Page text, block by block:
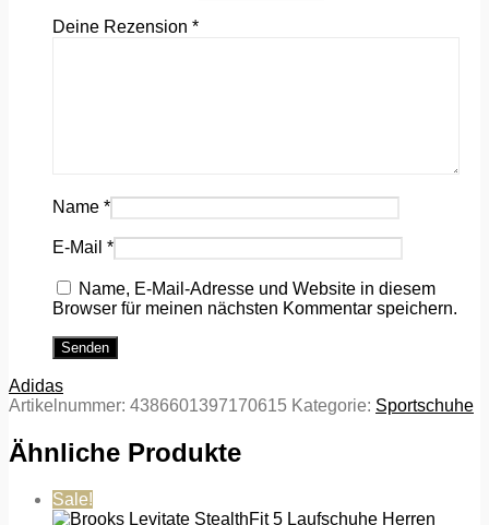
Deine Rezension *
Name *
E-Mail *
Name, E-Mail-Adresse und Website in diesem
Browser für meinen nächsten Kommentar speichern.
Adidas
Artikelnummer: 4386601397170615 Kategorie: Sportschuhe
Ähnliche Produkte
Sale!